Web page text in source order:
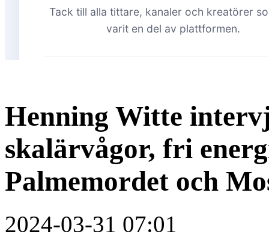
Henning Witte
skalärvågor, fri
Palmemordet och
2024-03-31 07:01